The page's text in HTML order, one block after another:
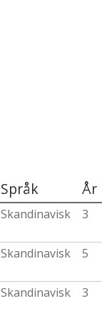
Språk År
Skandinavisk 3
Skandinavisk 5
Skandinavisk 3